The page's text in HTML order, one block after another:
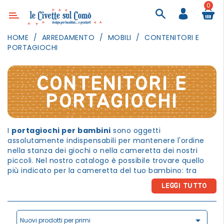
Categoria
ARREDAMENTO
ILLUMINAZIONE
TESSILI
DECORANDO
LE
GIOCHI
GESTI
QUOTIDIANI
OUTDOOR
0
HOME ARREDAMENTO MOBILI
CONTENITORI E
PORTAGIOCHI
CONTENITORI E
PORTAGIOCHI
I portagiochi per bambini sono oggetti
assolutamente indispensabili per mantenere l'ordine
nella stanza dei giochi o nella cameretta dei nostri
piccoli. Nel nostro catalogo è possibile trovare quello
più indicato per la cameretta del tuo bambino: tra
sacchi, contenitori, borse, ceste e box rigidi, avrai
infatti a disposizione tantissimi modelli dalle fantasie
allegre e colorate! Uncontenitore portagiochi per
bambiniè un'ottima soluzione per riordinare la stanza
del tuo piccino, senza togliergli il divertimento!
LEGGI TUTTO
Nuovi prodotti per primi 